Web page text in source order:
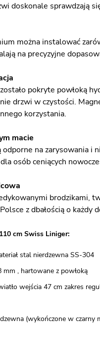
doskonale sprawdzają
można instalować
na precyzyjne
pokryte powłoką
drzwi w czystości.
korzystania.
macie
na zarysowania i
osób ceniących
brodzikami,
z dbałością o
cm Swiss Liniger:
stal nierdzewna SS-304
mm , hartowane z powłoką
wejścia 47 cm zakres
(wykończone w czarny